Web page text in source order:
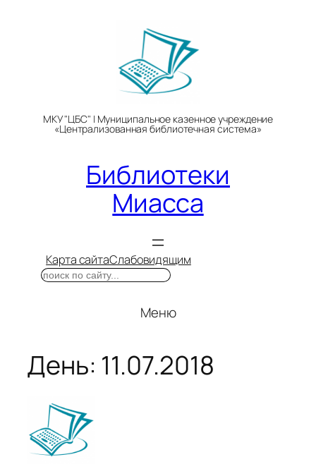
МКУ "ЦБС" | Муниципальное казенное учреждение
«Централизованная библиотечная система»
Библиотеки
Миасса
Карта сайтаСлабовидящим
Поиск
Меню
День: 11.07.2018